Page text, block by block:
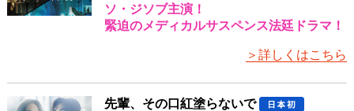
ソ・ジソブ主演！
緊迫のメディカルサスペンス法廷ドラマ！
＞詳しくはこちら
先輩、その口紅塗らないで